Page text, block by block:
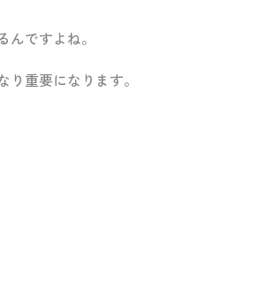
ですよね。
重要になります。